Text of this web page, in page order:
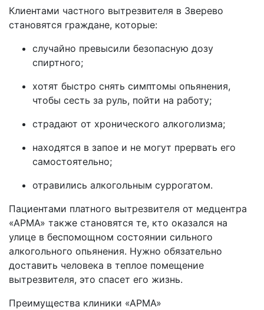
Клиентами частного вытрезвителя в Зверево
становятся граждане, которые:
случайно превысили безопасную дозу
спиртного;
хотят быстро снять симптомы опьянения,
чтобы сесть за руль, пойти на работу;
страдают от хронического алкоголизма;
находятся в запое и не могут прервать его
самостоятельно;
отравились алкогольным суррогатом.
Пациентами платного вытрезвителя от медцентра
«АРМА» также становятся те, кто оказался на
улице в беспомощном состоянии сильного
алкогольного опьянения. Нужно обязательно
доставить человека в теплое помещение
вытрезвителя, это спасет его жизнь.
Преимущества клиники «АРМА»